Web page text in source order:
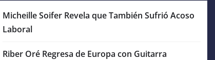
Micheille Soifer Revela que También Sufrió Acoso
Laboral
Riber Oré Regresa de Europa con Guitarra